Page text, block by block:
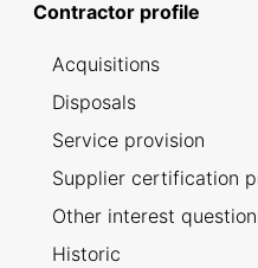
Contractor profile
Acquisitions
Disposals
Service provision
Supplier certification
Other interest
Historic